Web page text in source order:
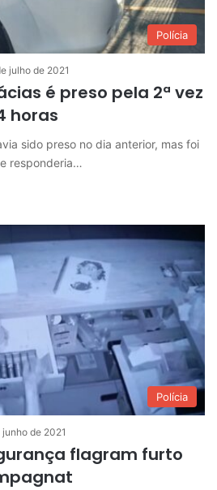
Polícia
julho de 2021
é preso pela 2ª vez
horas
sido preso no dia anterior, mas foi
responderia…
Polícia
junho de 2021
flagram furto